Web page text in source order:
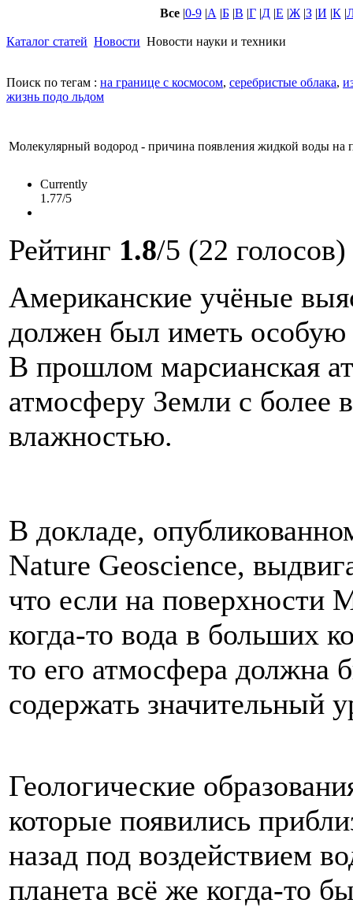
Все|0-9|А |Б|В |Г|Д|Е |Ж|З|И |К|
Каталог статей Новости Новости науки и техники
Поиск по тегам : на границе с космосом, серебристые облака,
жизнь подо льдом
Молекулярный водород - причина появления жидкой воды на
Currently
1.77/5
Рейтинг 1.8/5 (22 голосов)
Американские учёные
должен был иметь особую
В прошлом марсианская
атмосферу Земли с более
влажностью.
В докладе,
Nature Geoscience,
что если на поверхности
когда-то вода в больших
то его атмосфера должна
содержать значительный
Геологические
которые появились
назад под воздействием
планета всё же когда-то